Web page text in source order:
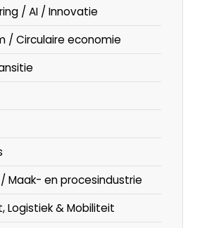
/ AI / Innovatie
/ Circulaire economie
Maak- en procesindustrie
Logistiek & Mobiliteit